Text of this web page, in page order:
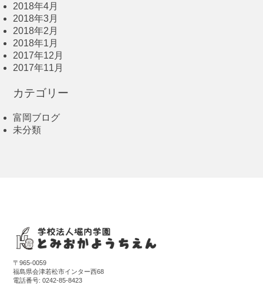
2018年4月
2018年3月
2018年2月
2018年1月
2017年12月
2017年11月
カテゴリー
富岡ブログ
未分類
〒965-0059
福島県会津若松市インター西68
電話番号:0242-85-8423